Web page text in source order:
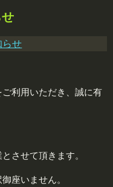
らせ
利用いただき、誠に有
させて頂きます。
座いません。